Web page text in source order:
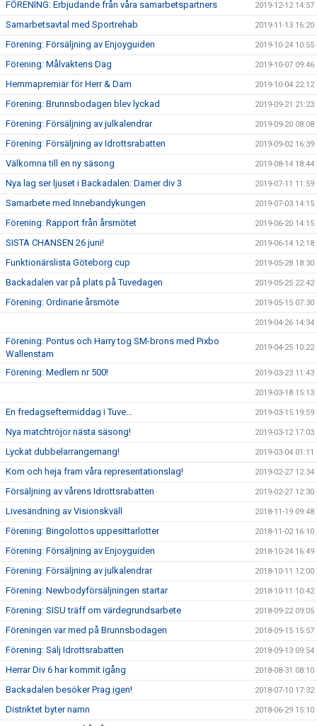
FÖRENING: Erbjudande från våra samarbetspartners 2019-12-12 14:57
Samarbetsavtal med Sportrehab 2019-11-13 16:20
Förening: Försäljning av Enjoyguiden 2019-10-24 10:55
Förening: Målvaktens Dag 2019-10-07 09:46
Hemmapremiär för Herr & Dam 2019-10-04 22:12
Förening: Brunnsbodagen blev lyckad 2019-09-21 21:23
Förening: Försäljning av julkalendrar 2019-09-20 08:08
Förening: Försäljning av Idrottsrabatten 2019-09-02 16:39
Välkomna till en ny säsong 2019-08-14 18:44
Nya lag ser ljuset i Backadalen: Damer div 3 2019-07-11 11:59
Samarbete med Innebandykungen 2019-07-03 14:15
Förening: Rapport från årsmötet 2019-06-20 14:15
SISTA CHANSEN 26 juni! 2019-06-14 12:18
Funktionärslista Göteborg cup 2019-05-28 18:30
Backadalen var på plats på Tuvedagen 2019-05-25 22:42
Förening: Ordinarie årsmöte 2019-05-15 07:30
2019-04-26 14:34
Förening: Pontus och Harry tog SM-brons med Pixbo
Wallenstam
2019-04-25 10:22
Förening: Medlem nr 500! 2019-03-23 11:43
2019-03-18 15:13
En fredagseftermiddag i Tuve... 2019-03-15 19:59
Nya matchtröjor nästa säsong! 2019-03-12 17:03
Lyckat dubbelarrangemang! 2019-03-04 01:11
Kom och heja fram våra representationslag! 2019-02-27 12:34
Försäljning av vårens Idrottsrabatten 2019-02-27 12:30
Livesändning av Visionskväll 2018-11-19 09:48
Förening: Bingolottos uppesittarlotter 2018-11-02 16:10
Förening: Försäljning av Enjoyguiden 2018-10-24 16:49
Förening: Försäljning av julkalendrar 2018-10-11 12:00
Förening: Newbodyförsäljningen startar 2018-10-11 10:42
Förening: SISU träff om värdegrundsarbete 2018-09-22 09:05
Föreningen var med på Brunnsbodagen 2018-09-15 15:57
Förening: Sälj Idrottsrabatten 2018-09-13 09:54
Herrar Div 6 har kommit igång 2018-08-31 08:10
Backadalen besöker Prag igen! 2018-07-10 17:32
Distriktet byter namn 2018-06-29 15:10